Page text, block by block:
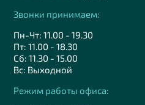
Звонки принимаем:
Пн-Чт: 11.00 - 19.30
Пт: 11.00 - 18.30
Сб: 11.30 - 15.00
Вс: Выходной
Режим работы офиса: